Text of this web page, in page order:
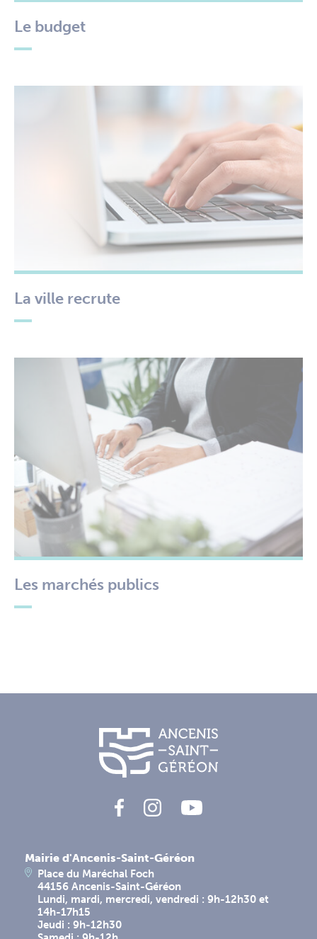
Le budget
La ville recrute
Les marchés publics
Mairie d'Ancenis-Saint-Géréon
Place du Maréchal Foch
44156 Ancenis-Saint-Géréon
Lundi, mardi, mercredi, vendredi : 9h-12h30 et
14h-17h15
Jeudi : 9h-12h30